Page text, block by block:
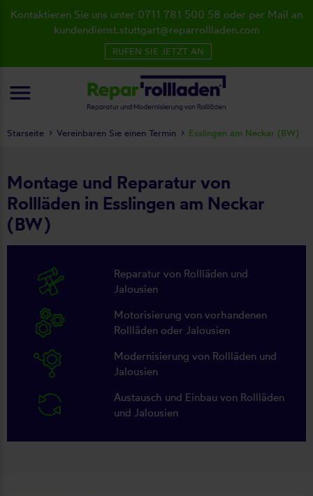
Montage und Reparatur von
Rollläden in Esslingen am Neckar
(BW)
Reparatur von Rollläden und
Jalousien
Motorisierung von vorhandenen
Rollläden oder Jalousien
Modernisierung von Rollläden und
Jalousien
Austausch und Einbau von Rollläden
und Jalousien
Starseite Vereinbaren Sie einen Termin Esslingen am Neckar (BW)
Kontaktieren Sie uns unter 0711 781 500 58 oder per Mail an
kundendienst.stuttgart@reparrollladen.com
RUFEN SIE JETZT AN
menu